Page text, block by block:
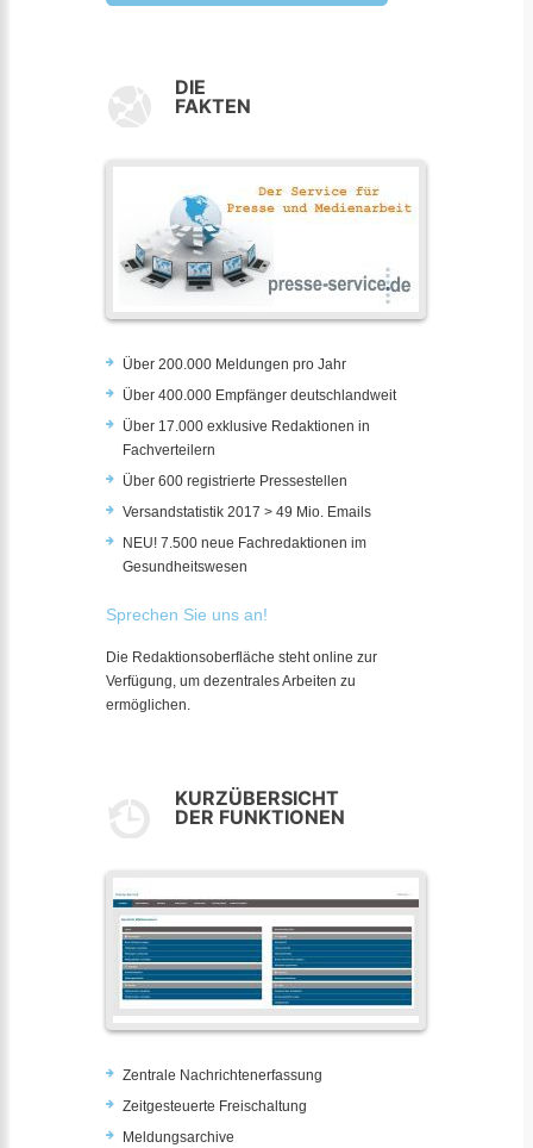
DIE
FAKTEN
Über 200.000 Meldungen pro Jahr
Über 400.000 Empfänger deutschlandweit
Über 17.000 exklusive Redaktionen in
Fachverteilern
Über 600 registrierte Pressestellen
Versandstatistik 2017 > 49 Mio. Emails
NEU! 7.500 neue Fachredaktionen im
Gesundheitswesen
Sprechen Sie uns an!
Die Redaktionsoberfläche steht online zur
Verfügung, um dezentrales Arbeiten zu
ermöglichen.
KURZÜBERSICHT
DER FUNKTIONEN
Zentrale Nachrichtenerfassung
Zeitgesteuerte Freischaltung
Meldungsarchive